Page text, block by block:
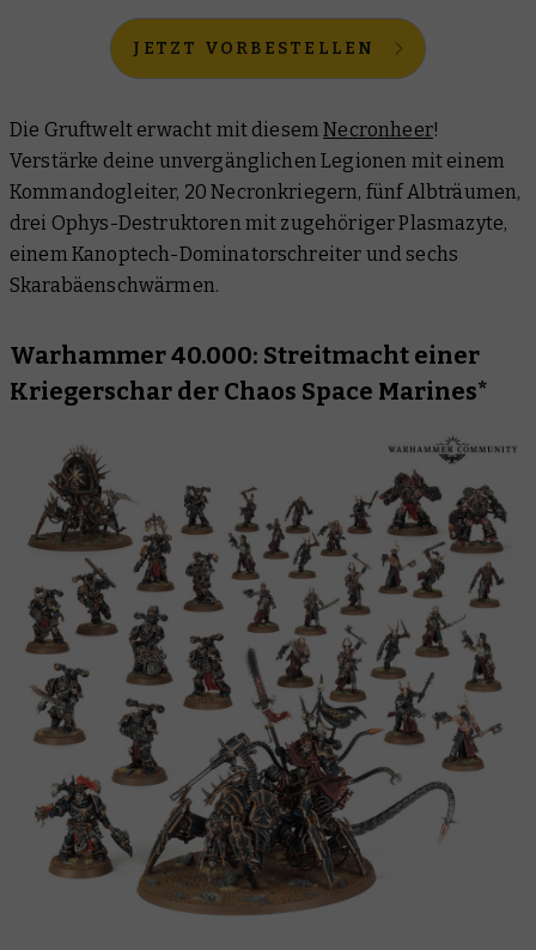
JETZT VORBESTELLEN
Die Gruftwelt erwacht mit diesemNecronheer!
Verstärke deine unvergänglichen Legionen mit einem
Kommandogleiter, 20 Necronkriegern, fünf Albträumen,
drei Ophys-Destruktoren mit zugehöriger Plasmazyte,
einem Kanoptech-Dominatorschreiter und sechs
Skarabäenschwärmen.
Warhammer 40.000: Streitmacht einer
Kriegerschar der Chaos Space Marines*